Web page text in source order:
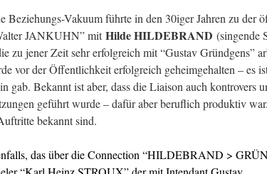
Beziehungs-Vakuum führte in den 30iger Jahren zu der
JANKUHN” mitHilde HILDEBRAND (singende
zu jener Zeit sehr erfolgreich mit “Gustav Gründgens”
vor der Öffentlichkeit erfolgreich geheimgehalten – es
gab. Bekannt ist aber, dass die Liaison auch kontrovers
geführt wurde – dafür aber beruflich produktiv
bekannt sind.
das über die Connection “HILDEBRAND >